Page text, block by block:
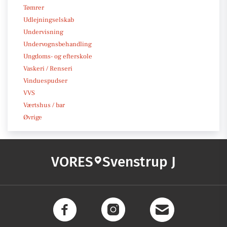
Tømrer
Udlejningselskab
Undervisning
Undervognsbehandling
Ungdoms- og efterskole
Vaskeri / Renseri
Vinduespudser
VVS
Værtshus / bar
Øvrige
VORES Svenstrup J